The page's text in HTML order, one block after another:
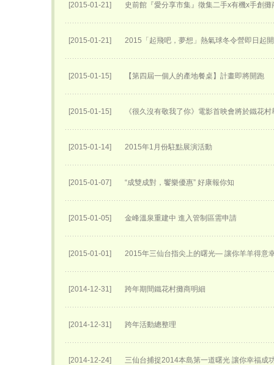
[2015-01-21] 史前館『愛分享市集』徵集二手x有機x手創攤
[2015-01-21] 2015「起飛吧，夢想」熱氣球冬令營即日起
[2015-01-15] 【第四屆一個人的產地餐桌】計畫即將開跑
[2015-01-15] 《很久沒有敬我了你》電影首映會將於鐵花村
[2015-01-14] 2015年1月份駐點展演活動
[2015-01-07] “成雙成對，饗樂優惠” 好康報你知
[2015-01-05] 金峰溫泉重建中 進入管制區需申請
[2015-01-01] 2015年三仙台指尖上的曙光— 讓你羊羊得意
[2014-12-31] 跨年期間鐵花村攤商明細
[2014-12-31] 跨年活動總整理
[2014-12-24] 三仙台捕捉2014本島第一道曙光 讓你幸福成